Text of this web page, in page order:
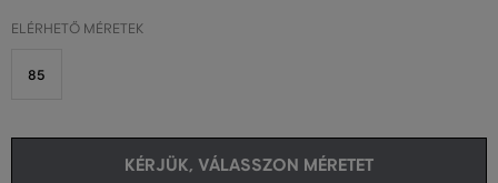
ELÉRHETŐ MÉRETEK
85
KÉRJÜK, VÁLASSZON MÉRETET